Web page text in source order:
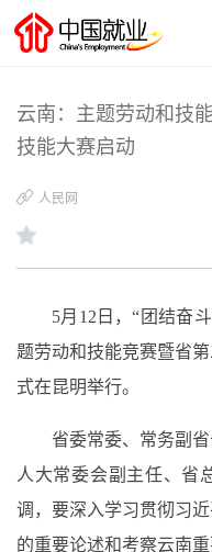
云南：主题劳动和技
技能大赛启动
​人民网
5月12日，“团结奋
题劳动和技能竞赛暨省
式在昆明举行。
省委常委、常务副
人大常委会副主任、省
调，要深入学习贯彻习
的重要论述和考察云南